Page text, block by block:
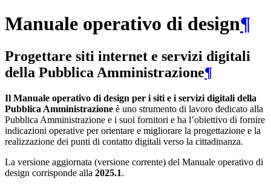
Manuale operativo di design¶
Progettare siti internet e servizi digitali
della Pubblica Amministrazione¶
Il Manuale operativo di design per i siti e i servizi digitali della
Pubblica Amministrazione è uno strumento di lavoro dedicato alla
Pubblica Amministrazione e i suoi fornitori e ha l’obiettivo di fornire
indicazioni operative per orientare e migliorare la progettazione e la
realizzazione dei punti di contatto digitali verso la cittadinanza.
La versione aggiornata (versione corrente) del Manuale operativo di
design corrisponde alla 2025.1.